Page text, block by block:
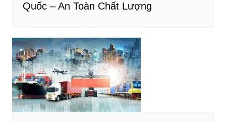
Quốc – An Toàn Chất Lượng